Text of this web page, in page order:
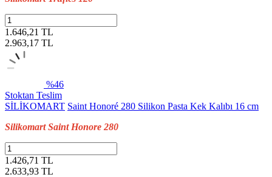
1.646,21 TL
2.963,17 TL
%46
Stoktan Teslim
SİLİKOMART Saint Honoré 280 Silikon Pasta Kek Kalıbı 16 cm
Silikomart Saint Honore 280
1.426,71 TL
2.633,93 TL